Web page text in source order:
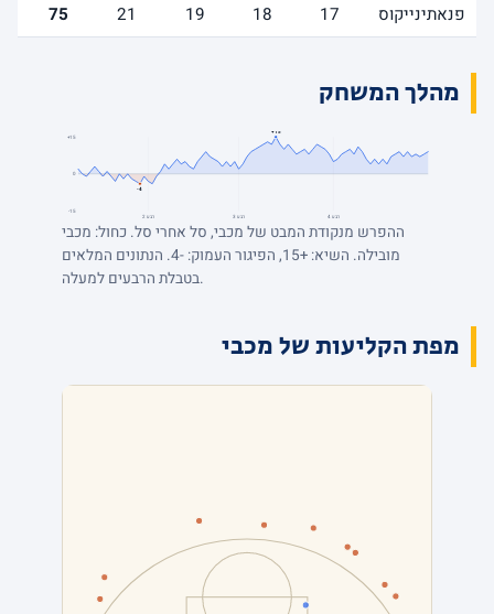
פנאתינייקוס
17
18
19
21
75
מהלך המשחק
+15
0
-15
+15
-4
רבע 2 רבע 3 רבע 4
ההפרש מנקודת המבט של מכבי, סל אחרי סל. כחול: מכבי
מובילה. השיא: +15, הפיגור העמוק: -4. הנתונים המלאים
בטבלת הרבעים למעלה.
מפת הקליעות של מכבי